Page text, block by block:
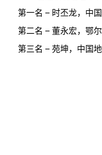
第一名 – 时丕龙，中
第二名 – 董永宏，鄂
第三名 – 苑坤，中国